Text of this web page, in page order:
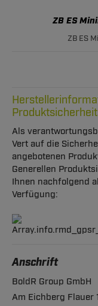
ZB ES
ZB ES
Als
Vert auf die
angebotenen
Generellen
Ihnen nachfolgend
Verfügung:
Anschrift
BoldR Group GmbH
Am Eichberg Flauer